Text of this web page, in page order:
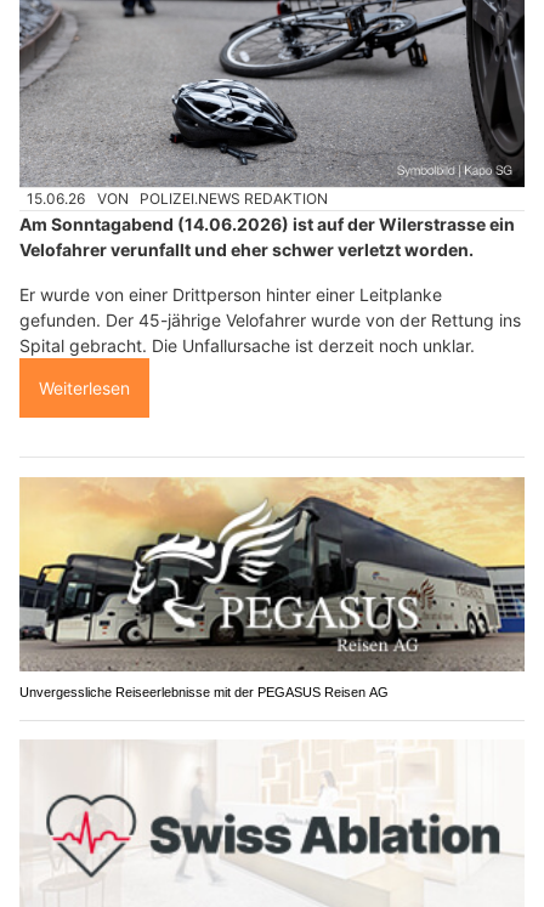
15.06.26 VON POLIZEI.NEWS REDAKTION
Am Sonntagabend (14.06.2026) ist auf der Wilerstrasse ein
Velofahrer verunfallt und eher schwer verletzt worden.
Er wurde von einer Drittperson hinter einer Leitplanke
gefunden. Der 45-jährige Velofahrer wurde von der Rettung ins
Spital gebracht. Die Unfallursache ist derzeit noch unklar.
Weiterlesen
Unvergessliche Reiseerlebnisse mit der PEGASUS Reisen AG